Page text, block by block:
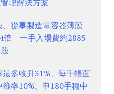
理解決方案
、從事製造電容器薄膜
倍 一手入場費約2885
多收升31%、每手帳面
率10%、申180手穩中